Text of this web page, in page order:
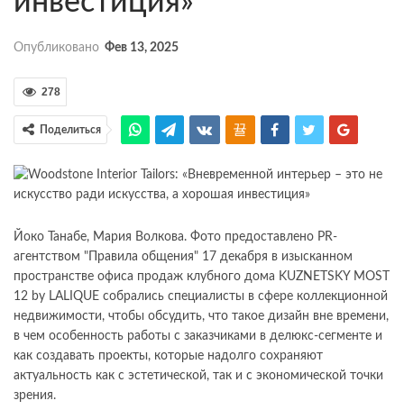
Опубликовано Фев 13, 2025
278
Поделиться
Йоко Танабе, Мария Волкова. Фото предоставлено PR-
агентством "Правила общения" 17 декабря в изысканном
пространстве офиса продаж клубного дома KUZNETSKY MOST
12 by LALIQUE собрались специалисты в сфере коллекционной
недвижимости, чтобы обсудить, что такое дизайн вне времени,
в чем особенность работы с заказчиками в делюкс-сегменте и
как создавать проекты, которые надолго сохраняют
актуальность как с эстетической, так и с экономической точки
зрения.